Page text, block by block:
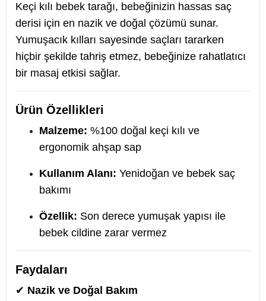
Keçi kılı bebek tarağı, bebeğinizin hassas saç
derisi için en nazik ve doğal çözümü sunar.
Yumuşacık kılları sayesinde saçları tararken
hiçbir şekilde tahriş etmez, bebeğinize rahatlatıcı
bir masaj etkisi sağlar.
Ürün Özellikleri
Malzeme: %100 doğal keçi kılı ve
ergonomik ahşap sap
Kullanım Alanı: Yenidoğan ve bebek saç
bakımı
Özellik: Son derece yumuşak yapısı ile
bebek cildine zarar vermez
Faydaları
✔ Nazik ve Doğal Bakım